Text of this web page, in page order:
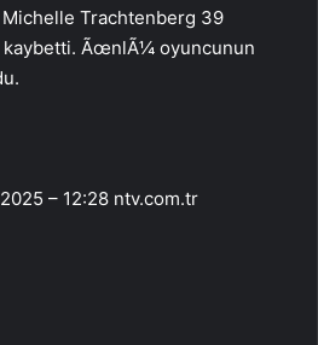
Trachtenberg 39
kaybetti. ÃœnlÃ¼ oyuncunun
– 12:28 ntv.com.tr